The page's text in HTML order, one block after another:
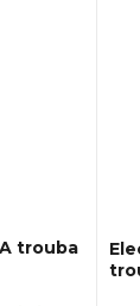
trouba